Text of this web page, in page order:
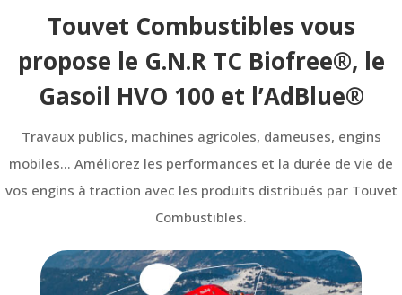
Touvet Combustibles vous
propose le G.N.R TC Biofree®, le
Gasoil HVO 100 et l’AdBlue®
Travaux publics, machines agricoles, dameuses, engins
mobiles… Améliorez les performances et la durée de vie de
vos engins à traction avec les produits distribués par Touvet
Combustibles.